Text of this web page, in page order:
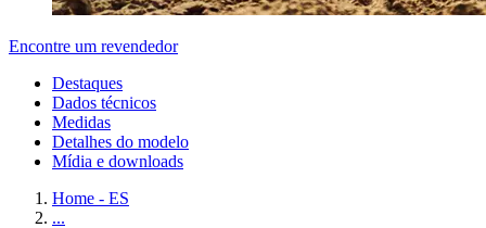
Encontre um revendedor
Destaques
Dados técnicos
Medidas
Detalhes do modelo
Mídia e downloads
Home - ES
...